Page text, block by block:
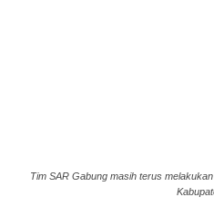
Tim SAR Gabung masih terus